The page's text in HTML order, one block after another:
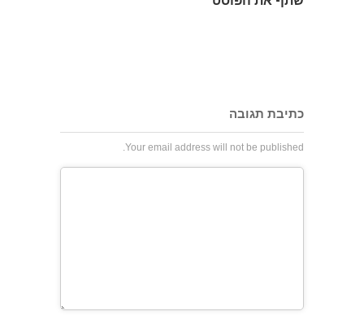
כתיבת תגובה
Your email address will not be published.